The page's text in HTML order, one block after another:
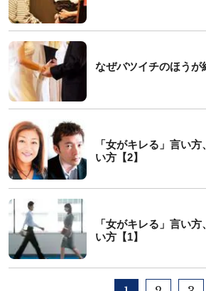
なぜバツイチのほうが
「女がキレる」言い
い方【2】
「女がキレる」言い
い方【1】